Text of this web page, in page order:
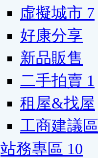
虛擬城市 7
好康分享
新品販售
二手拍賣 1
租屋&找屋
工商建議區
站務專區 10